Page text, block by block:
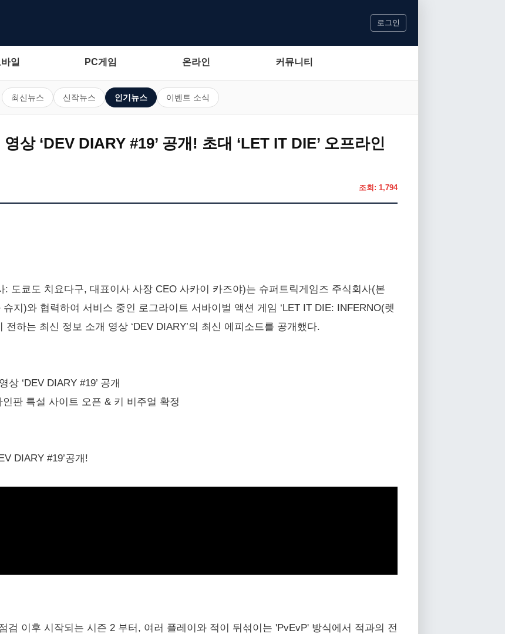
로그인
일 PC게임 온라인 커뮤니티
최신뉴스 신작뉴스 인기뉴스 이벤트 소식
상 ‘DEV DIARY #19’ 공개! 초대 ‘LET IT DIE’ 오프라인
조회: 1,794
도쿄도 치요다구, 대표이사 사장 CEO 사카이 카즈야)는 슈퍼트릭게임즈 주식회사(본
지)와 협력하여 서비스 중인 로그라이트 서바이벌 액션 게임 ‘LET IT DIE: INFERNO(렛
하는 최신 정보 소개 영상 ‘DEV DIARY’의 최신 에피소드를 공개했다.
‘DEV DIARY #19’ 공개
인판 특설 사이트 오픈 & 키 비주얼 확정
DIARY #19’공개!
검 이후 시작되는 시즌 2 부터, 여러 플레이와 적이 뒤섞이는 'PvEvP' 방식에서 적과의 전